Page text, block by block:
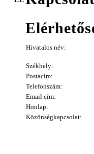
Hivatalos név:
Székhely:
Postacím:
Telefonszám:
Email cím:
Honlap:
Közönségkapcsolat: